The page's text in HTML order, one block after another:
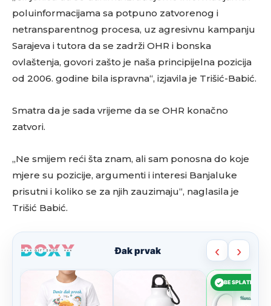
poluinformacijama sa potpuno zatvorenog i
netransparentnog procesa, uz agresivnu kampanju
Sarajeva i tutora da se zadrži OHR i bonska
ovlaštenja, govori zašto je naša principijelna pozicija
od 2006. godine bila ispravna“, izjavila je Trišić-Babić.
Smatra da je sada vrijeme da se OHR konačno
zatvori.
„Ne smijem reći šta znam, ali sam ponosna do koje
mjere su pozicije, argumenti i interesi Banjaluke
prisutni i koliko se za njih zauzimaju“, naglasila je
Trišić Babić.